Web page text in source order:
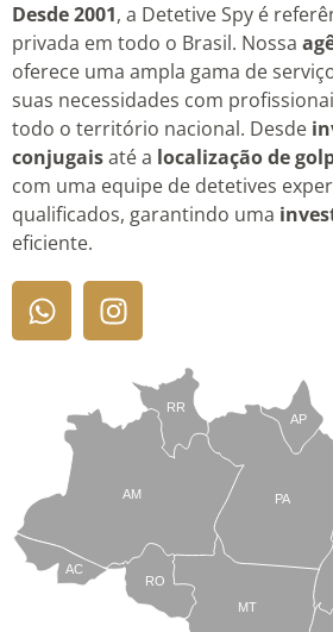
Desde 2001, a Detetive Spy é
privada em todo o Brasil. Nossa
oferece uma ampla gama de
suas necessidades com
todo o território nacional. Desde
conjugaisaté a localização de
com uma equipe de detetives
qualificados, garantindo uma
eficiente.
AP
PA
RR
AM
AC
RO
MT